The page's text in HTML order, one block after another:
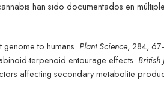
han sido documentados en
genome to humans. Plant Science, 284,
terpenoid entourage effects. British
affecting secondary metabolite